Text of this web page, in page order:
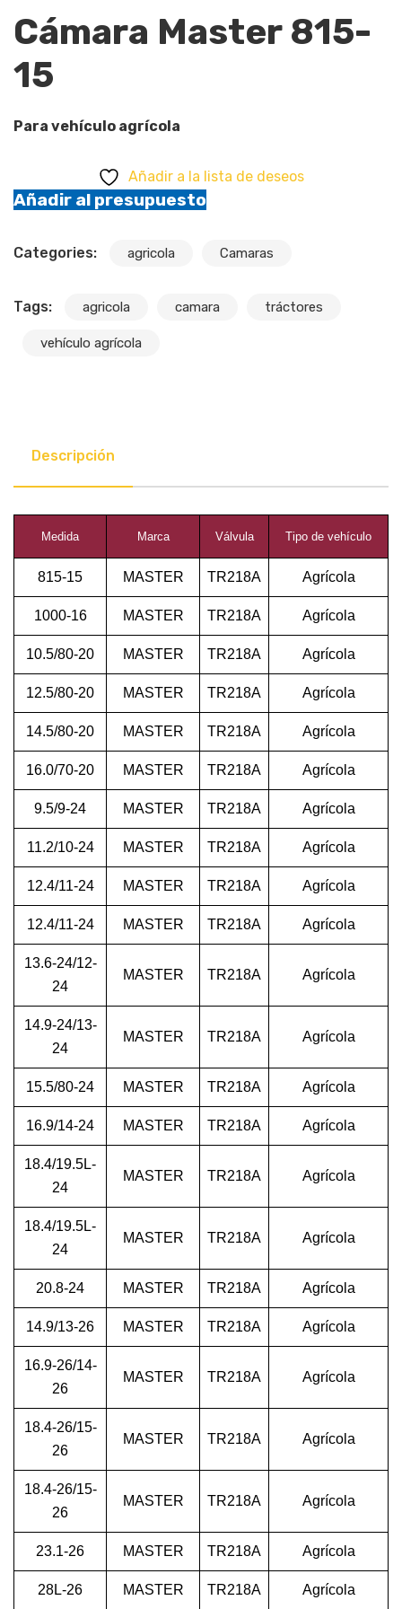
Cámara Master 815-
15
Para vehículo agrícola
Añadir a la lista de deseos
Añadir al presupuesto
Categories: agricola Camaras
Tags: agricola camara tráctores
vehículo agrícola
Descripción
Medida Marca Válvula Tipo de vehículo
815-15 MASTER TR218A Agrícola
1000-16 MASTER TR218A Agrícola
10.5/80-20 MASTER TR218A Agrícola
12.5/80-20 MASTER TR218A Agrícola
14.5/80-20 MASTER TR218A Agrícola
16.0/70-20 MASTER TR218A Agrícola
9.5/9-24 MASTER TR218A Agrícola
11.2/10-24 MASTER TR218A Agrícola
12.4/11-24 MASTER TR218A Agrícola
12.4/11-24 MASTER TR218A Agrícola
13.6-24/12-
24
MASTER TR218A Agrícola
14.9-24/13-
24
MASTER TR218A Agrícola
15.5/80-24 MASTER TR218A Agrícola
16.9/14-24 MASTER TR218A Agrícola
18.4/19.5L-
24
MASTER TR218A Agrícola
18.4/19.5L-
24
MASTER TR218A Agrícola
20.8-24 MASTER TR218A Agrícola
14.9/13-26 MASTER TR218A Agrícola
16.9-26/14-
26
MASTER TR218A Agrícola
18.4-26/15-
26
MASTER TR218A Agrícola
18.4-26/15-
26
MASTER TR218A Agrícola
23.1-26 MASTER TR218A Agrícola
28L-26 MASTER TR218A Agrícola